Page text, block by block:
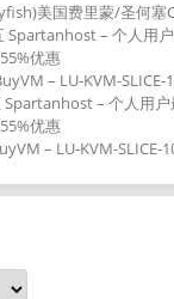
美国费里蒙/圣何塞
Spartanhost – 个人用
优惠
– LU-KVM-SLICE-
Spartanhost – 个人用
优惠
– LU-KVM-SLICE-